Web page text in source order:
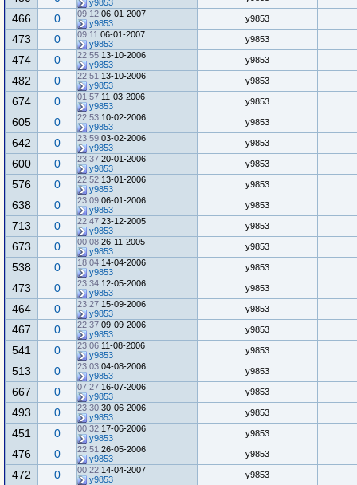
y9853
y9853
06-01-2007
09:12
y9853
0
466
y9853
06-01-2007
09:11
y9853
0
473
y9853
13-10-2006
22:55
y9853
0
474
y9853
13-10-2006
22:51
y9853
0
482
y9853
11-03-2006
01:57
y9853
0
674
y9853
10-02-2006
22:53
y9853
0
605
y9853
03-02-2006
23:59
y9853
0
642
y9853
20-01-2006
23:37
y9853
0
600
y9853
13-01-2006
22:52
y9853
0
576
y9853
06-01-2006
23:09
y9853
0
638
y9853
23-12-2005
22:47
y9853
0
713
y9853
26-11-2005
00:08
y9853
0
673
y9853
14-04-2006
18:04
y9853
0
538
y9853
12-05-2006
23:34
y9853
0
473
y9853
15-09-2006
23:27
y9853
0
464
y9853
09-09-2006
22:37
y9853
0
467
y9853
11-08-2006
23:06
y9853
0
541
y9853
04-08-2006
23:03
y9853
0
513
y9853
16-07-2006
07:27
y9853
0
667
y9853
30-06-2006
23:30
y9853
0
493
y9853
17-06-2006
00:32
y9853
0
451
y9853
26-05-2006
22:51
y9853
0
476
y9853
14-04-2007
00:22
y9853
0
472